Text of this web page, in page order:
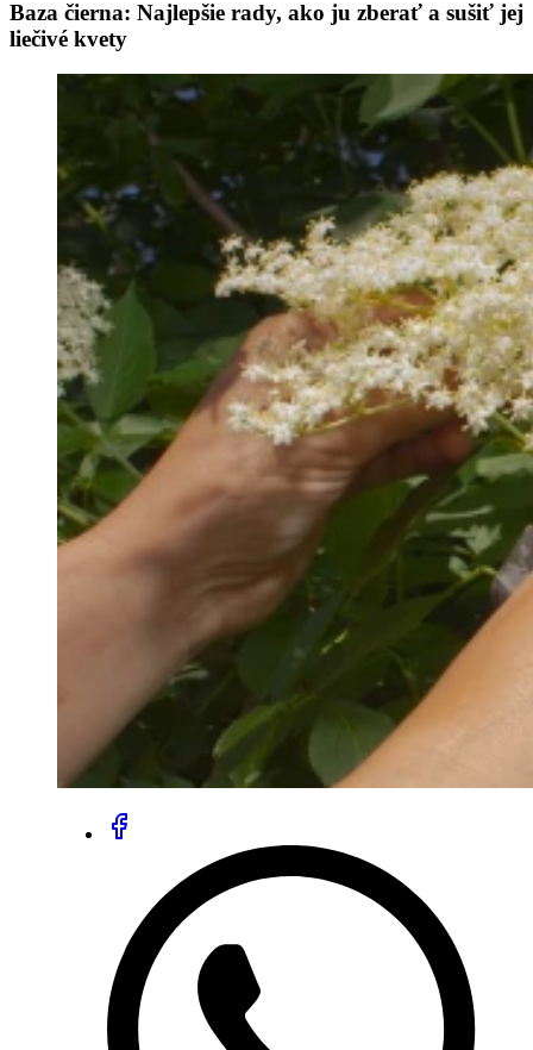
Baza čierna: Najlepšie rady, ako ju zberať a sušiť jej
liečivé kvety